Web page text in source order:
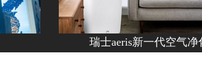
瑞士aeris新一代空气净